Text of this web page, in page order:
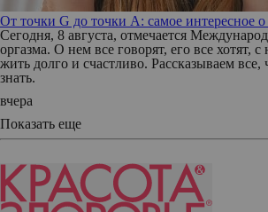
От точки G до точки A: самое интересное
Сегодня, 8 августа, отмечается
оргазма. О нем все говорят, его все хотят,
жить долго и счастливо. Рассказываем
знать.
вчера
Показать еще